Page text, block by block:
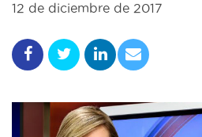
12 de diciembre de 2017